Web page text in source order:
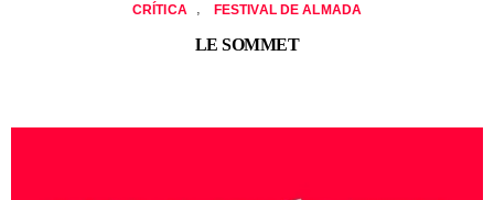
CRÍTICA FESTIVAL DE ALMADA
LE SOMMET